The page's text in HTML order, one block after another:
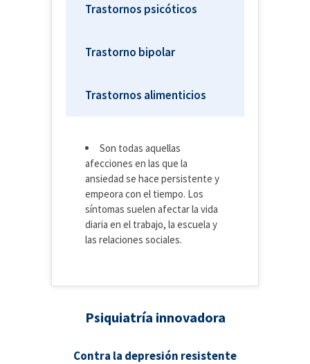
Trastornos psicóticos
Trastorno bipolar
Trastornos alimenticios
Son todas aquellas
afecciones en las que la
ansiedad se hace persistente y
empeora con el tiempo. Los
síntomas suelen afectar la vida
diaria en el trabajo, la escuela y
las relaciones sociales.
Psiquiatría innovadora
Contra la depresión resistente